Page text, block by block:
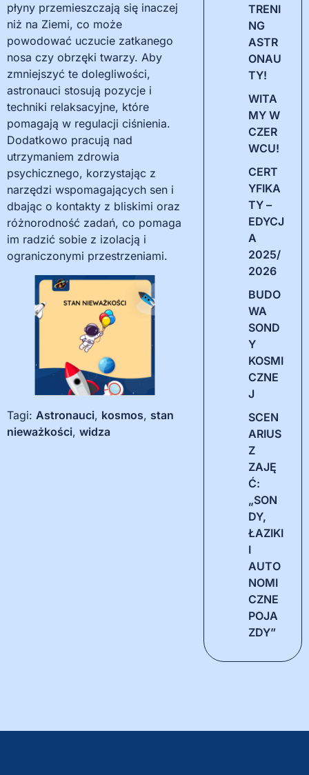
płyny przemieszczają się inaczej
niż na Ziemi, co może
powodować uczucie zatkanego
nosa czy obrzęki twarzy. Aby
zmniejszyć te dolegliwości,
astronauci stosują pozycje i
techniki relaksacyjne, które
pomagają w regulacji ciśnienia.
Dodatkowo pracują nad
utrzymaniem zdrowia
psychicznego, korzystając z
narzędzi wspomagających sen i
dbając o kontakty z bliskimi oraz
różnorodność zadań, co pomaga
im radzić sobie z izolacją i
ograniczonymi przestrzeniami.
Tagi: Astronauci, kosmos, stan
nieważkości, widza
TRENI
NG
ASTR
ONAU
TY!
WITA
MY W
CZER
WCU!
CERT
YFIKA
TY –
EDYCJ
A
2025/
2026
BUDO
WA
SOND
Y
KOSMI
CZNE
J
SCEN
ARIUS
Z
ZAJĘ
Ć:
„SON
DY,
ŁAZIKI
I
AUTO
NOMI
CZNE
POJA
ZDY”